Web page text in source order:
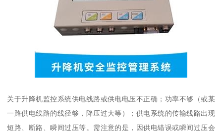
关于升降机监控系统供电线路或供电电压不正确；功率不够（或某
一路供电线路的线径够，降压过大等）；供电系统的传输线路出现
短路、断路、瞬间过压等。需注意的是，因供电错误或瞬间过压会